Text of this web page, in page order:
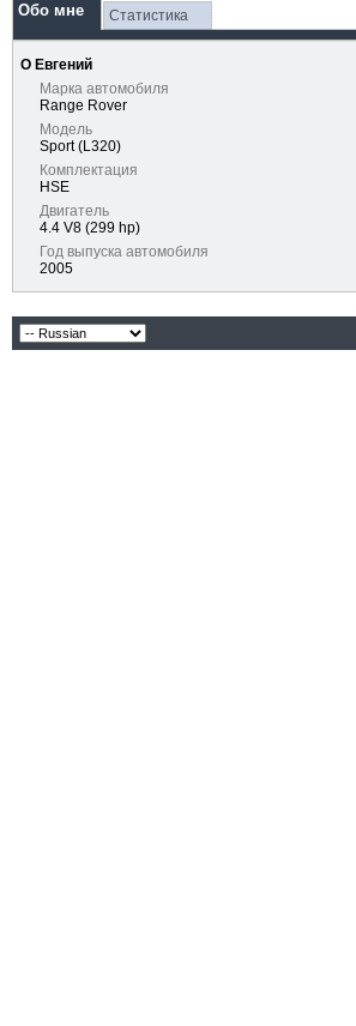
Обо мне Статистика
О Евгений
Марка автомобиля
Range Rover
Модель
Sport (L320)
Комплектация
HSE
Двигатель
4.4 V8 (299 hp)
Год выпуска автомобиля
2005